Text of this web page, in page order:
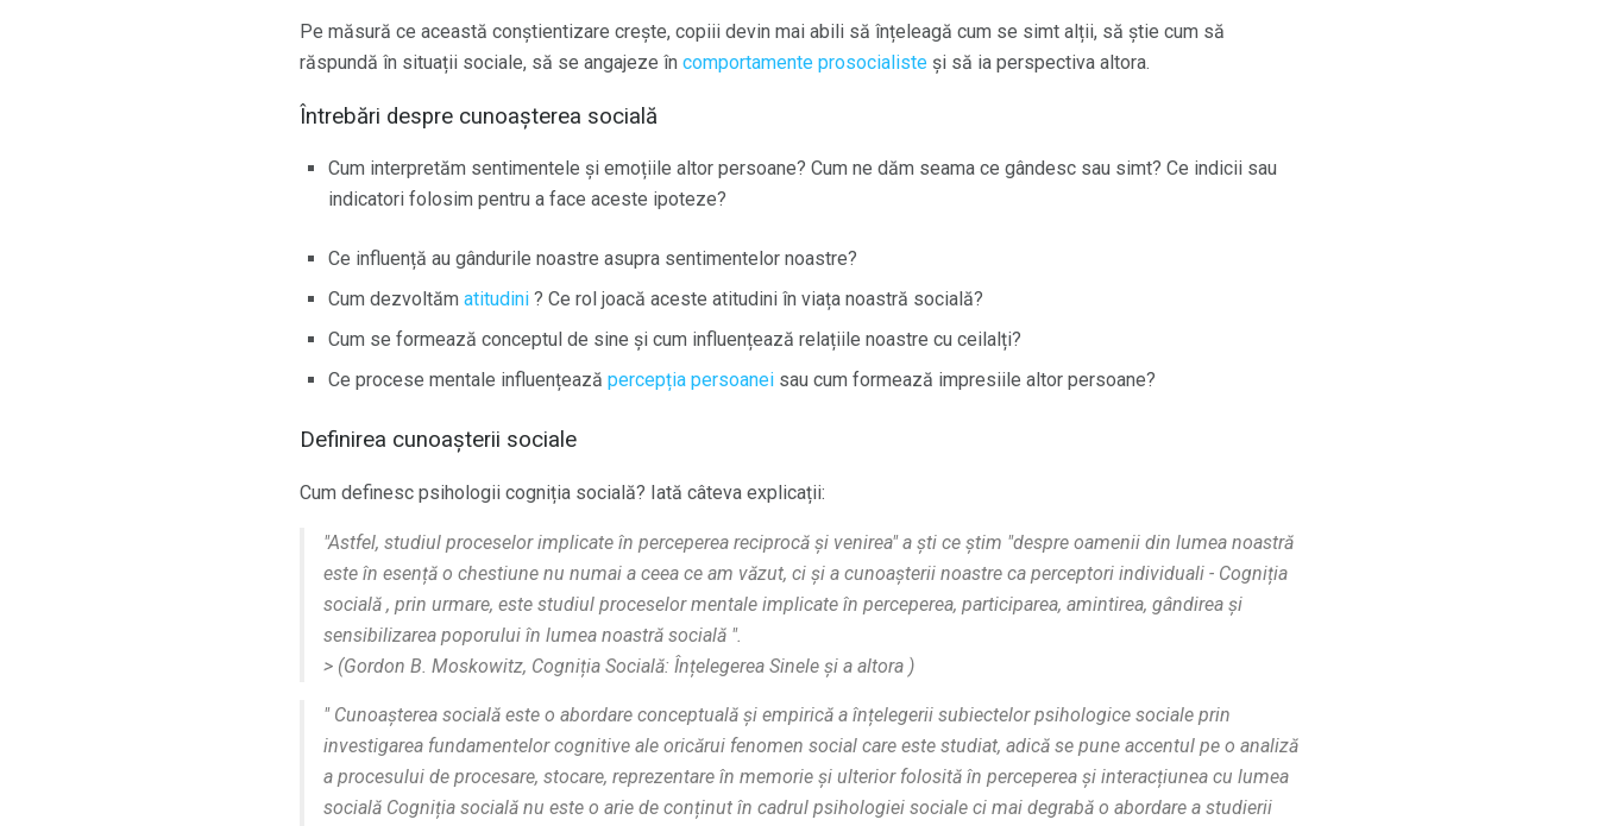
Pe măsură ce această conștientizare crește, copiii devin mai abili să înțeleagă cum se simt alții, să știe cum să
răspundă în situații sociale, să se angajeze în comportamente prosocialiste și să ia perspectiva altora.
Întrebări despre cunoașterea socială
Cum interpretăm sentimentele și emoțiile altor persoane? Cum ne dăm seama ce gândesc sau simt? Ce indicii sau
indicatori folosim pentru a face aceste ipoteze?
Ce influență au gândurile noastre asupra sentimentelor noastre?
Cum dezvoltăm atitudini ? Ce rol joacă aceste atitudini în viața noastră socială?
Cum se formează conceptul de sine și cum influențează relațiile noastre cu ceilalți?
Ce procese mentale influențează percepția persoanei sau cum formează impresiile altor persoane?
Definirea cunoașterii sociale
Cum definesc psihologii cogniția socială? Iată câteva explicații:
"Astfel, studiul proceselor implicate în perceperea reciprocă și venirea" a ști ce știm "despre oamenii din lumea noastră
este în esență o chestiune nu numai a ceea ce am văzut, ci și a cunoașterii noastre ca perceptori individuali - Cogniția
socială , prin urmare, este studiul proceselor mentale implicate în perceperea, participarea, amintirea, gândirea și
sensibilizarea poporului în lumea noastră socială ".
> (Gordon B. Moskowitz, Cogniția Socială: Înțelegerea Sinele și a altora )
" Cunoașterea socială este o abordare conceptuală și empirică a înțelegerii subiectelor psihologice sociale prin
investigarea fundamentelor cognitive ale oricărui fenomen social care este studiat, adică se pune accentul pe o analiză
a procesului de procesare, stocare, reprezentare în memorie și ulterior folosită în perceperea și interacțiunea cu lumea
socială Cogniția socială nu este o arie de conținut în cadrul psihologiei sociale ci mai degrabă o abordare a studierii